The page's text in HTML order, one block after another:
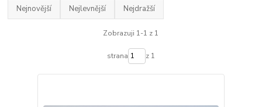
Nejnovější Nejlevnější Nejdražší
Zobrazuji 1-1 z 1
strana z 1